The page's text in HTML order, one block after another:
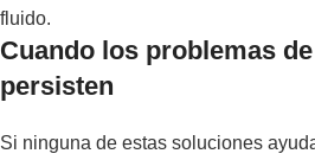
fluido.
Cuando los problemas
persisten
Si ninguna de estas soluciones